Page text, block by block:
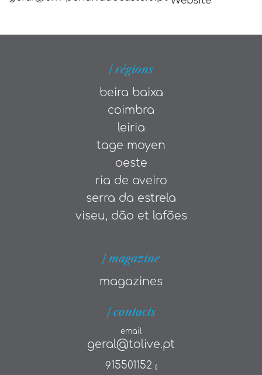
| régions
beira baixa
coimbra
leiria
tage moyen
oeste
ria de aveiro
serra da estrela
viseu, dão et lafões
| magazine
magazines
| contacts
email
geral@tolive.pt
915501152 ()